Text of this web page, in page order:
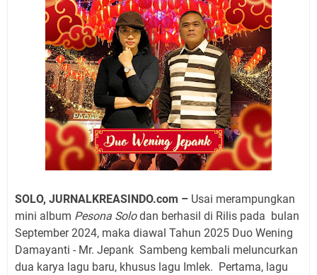
SOLO, JURNALKREASINDO.com – Usai merampungkan
mini album Pesona Solodan berhasil di Rilis pada bulan
September 2024, maka diawal Tahun 2025 Duo Wening
Damayanti - Mr. Jepank Sambeng kembali meluncurkan
dua karya lagu baru, khusus lagu Imlek. Pertama, lagu